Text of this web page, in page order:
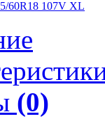
(0)